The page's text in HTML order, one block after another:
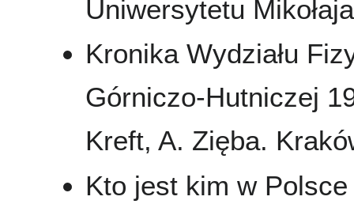
Uniwersytetu
Kronika Wydziału
Górniczo-Hutniczej
Kreft, A. Zięba.
Kto jest kim w